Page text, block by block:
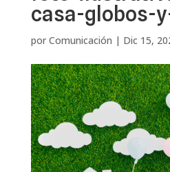
casa-globos-
por Comunicación | Dic 15,